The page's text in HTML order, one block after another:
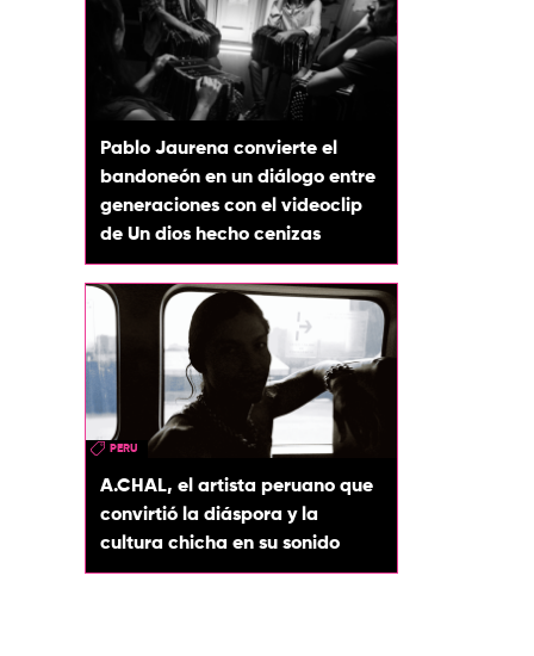
Pablo Jaurena convierte el
bandoneón en un diálogo entre
generaciones con el videoclip
de Un dios hecho cenizas
PERU
A.CHAL, el artista peruano que
convirtió la diáspora y la
cultura chicha en su sonido